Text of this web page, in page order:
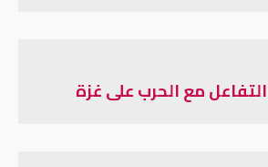
مع الحرب على غزة